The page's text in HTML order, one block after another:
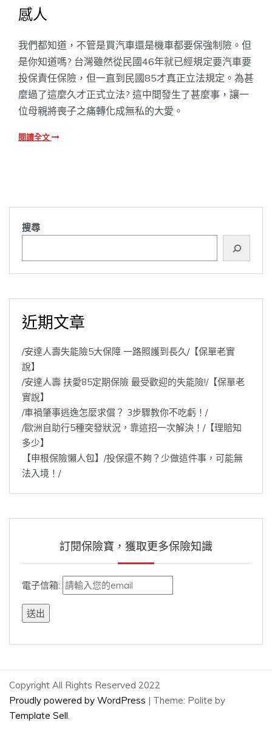
感人
我們都知道，不管是買汽車還是機車都要保強制險。但
是你知道嗎? 台灣雖然從民國46年就已經規定要汽車要
投保責任保險，但一直到民國85才真正立法規定。為甚
麼過了這麼久才正式立法? 這中間發生了甚麼事，讓一
位母親將喪子之痛轉化成無私的大愛。
閱讀全文
搜尋
近期文章
/安達人壽失能險5大保障 一路照護到長久/【保單老實
說】
/安達人壽 扶愛85定期保險 最受歡迎的失能險!/【保單老
實說】
/車禍肇事逃逸怎麼求償？ 3步驟教你不吃虧！/
/歐洲自助行5種突發狀況，靠這招一次解決！/【理賠知
多少】
【申根保險懶人包】/投保還不夠？少做這件事，可能無
法入境！/
訂閱保險寶，獲取更多保險知識
電子信箱:
Copyright All Rights Reserved 2022
Proudly powered by WordPress | Theme: Polite by
Template Sell.